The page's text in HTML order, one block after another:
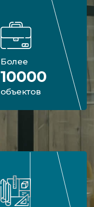
Более
10000
объектов